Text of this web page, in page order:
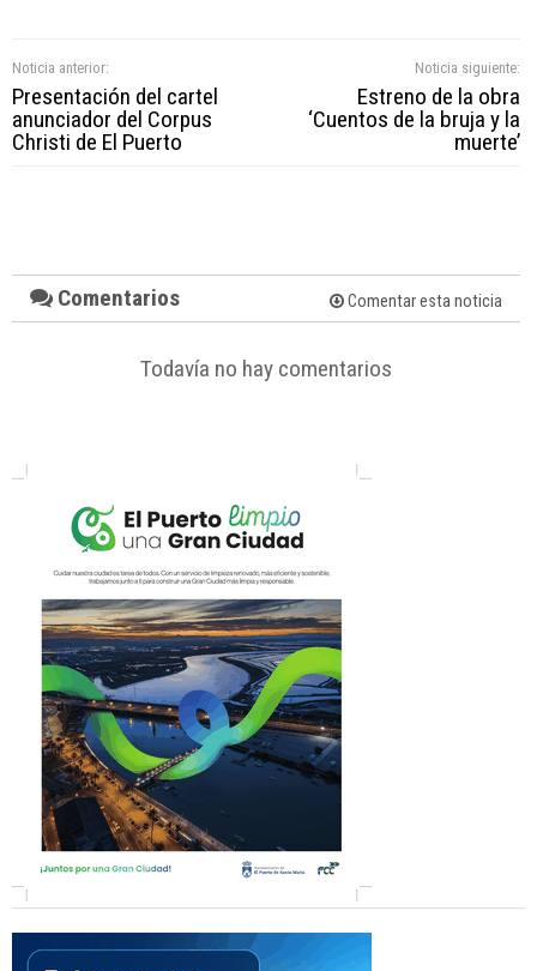
Noticia anterior:
Presentación del cartel
anunciador del Corpus
Christi de El Puerto
Noticia siguiente:
Estreno de la obra
‘Cuentos de la bruja y la
muerte’
Comentarios Comentar esta noticia
Todavía no hay comentarios